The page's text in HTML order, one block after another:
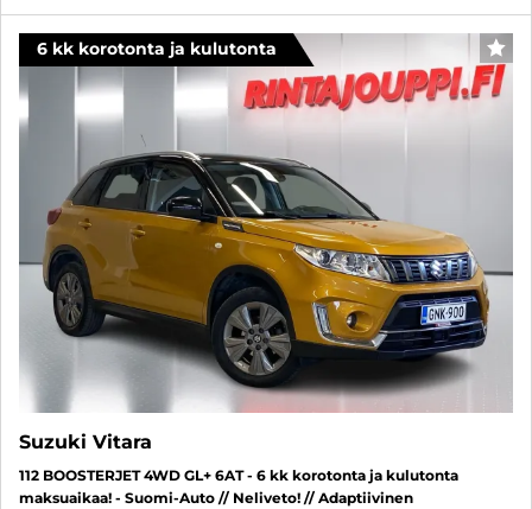
6 kk korotonta ja kulutonta
Suzuki Vitara
112 BOOSTERJET 4WD GL+ 6AT - 6 kk korotonta ja kulutonta
maksuaikaa! - Suomi-Auto // Neliveto! // Adaptiivinen